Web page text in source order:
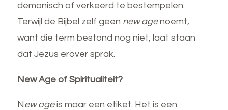
demonisch of verkeerd te bestempelen.
Terwijl de Bijbel zelf geen new agenoemt,
want die term bestond nog niet, laat staan
dat Jezus erover sprak.
New Age of Spiritualiteit?
New ageis maar een etiket. Het is een